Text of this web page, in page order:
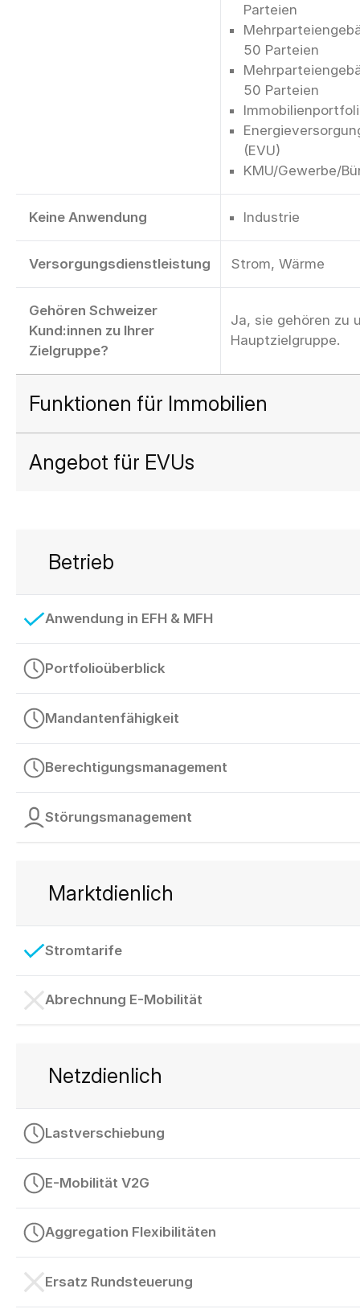
Parteien
50 Parteien
50 Parteien
(EVU)
KMU/Gewerbe/
Keine Anwendung Industrie
Versorgungsdienstleistung Strom, Wärme
Gehören Schweizer
Kund:innen zu Ihrer
Zielgruppe?
Ja, sie gehören zu
Hauptzielgruppe.
Funktionen für Immobilien
Angebot für EVUs
Betrieb
Anwendung in EFH & MFH
Portfolioüberblick
Mandantenfähigkeit
Berechtigungsmanagement
Störungsmanagement
Marktdienlich
Stromtarife
Abrechnung E-Mobilität
Netzdienlich
Lastverschiebung
E-Mobilität V2G
Aggregation Flexibilitäten
Ersatz Rundsteuerung